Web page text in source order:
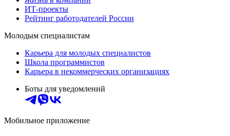
ИТ-проекты
Рейтинг работодателей России
Молодым специалистам
Карьера для молодых специалистов
Школа программистов
Карьера в некоммерческих организациях
Боты для уведомлений
Мобильное приложение